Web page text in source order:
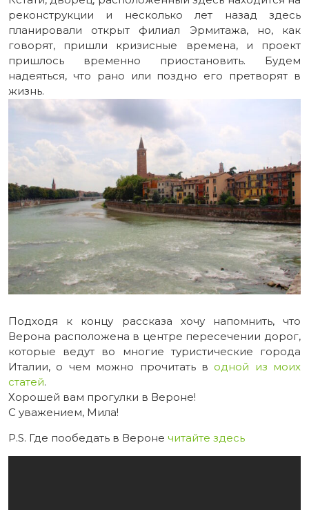
реконструкции и несколько лет назад здесь
планировали открыт филиал Эрмитажа, но, как
говорят, пришли кризисные времена, и проект
пришлось временно приостановить. Будем
надеяться, что рано или поздно его претворят в
жизнь.
Подходя к концу рассказа хочу напомнить, что
Верона расположена в центре пересечении дорог,
которые ведут во многие туристические города
Италии, о чем можно прочитать в одной из моих
статей.
Хорошей вам прогулки в Вероне!
С уважением, Мила!
P.S. Где пообедать в Вероне читайте здесь